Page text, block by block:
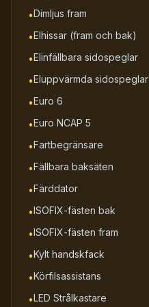
•Dimljus fram
•Elhissar (fram och bak)
•Elinfällbara sidospeglar
•Eluppvärmda sidospeglar
•Euro 6
•Euro NCAP 5
•Fartbegränsare
•Fällbara baksäten
•Färddator
•ISOFIX-fästen bak
•ISOFIX-fästen fram
•Kylt handskfack
•Körfilsassistans
•LED Strålkastare